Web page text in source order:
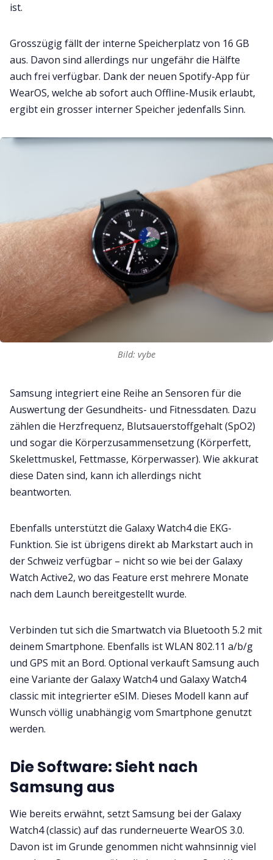
ist.
Grosszügig fällt der interne Speicherplatz von 16 GB
aus. Davon sind allerdings nur ungefähr die Hälfte
auch frei verfügbar. Dank der neuen Spotify-App für
WearOS, welche ab sofort auch Offline-Musik erlaubt,
ergibt ein grosser interner Speicher jedenfalls Sinn.
Bild: vybe
Samsung integriert eine Reihe an Sensoren für die
Auswertung der Gesundheits- und Fitnessdaten. Dazu
zählen die Herzfrequenz, Blutsauerstoffgehalt (SpO2)
und sogar die Körperzusammensetzung (Körperfett,
Skelettmuskel, Fettmasse, Körperwasser). Wie akkurat
diese Daten sind, kann ich allerdings nicht
beantworten.
Ebenfalls unterstützt die Galaxy Watch4 die EKG-
Funktion. Sie ist übrigens direkt ab Markstart auch in
der Schweiz verfügbar – nicht so wie bei der Galaxy
Watch Active2, wo das Feature erst mehrere Monate
nach dem Launch bereitgestellt wurde.
Verbinden tut sich die Smartwatch via Bluetooth 5.2 mit
deinem Smartphone. Ebenfalls ist WLAN 802.11 a/b/g
und GPS mit an Bord. Optional verkauft Samsung auch
eine Variante der Galaxy Watch4 und Galaxy Watch4
classic mit integrierter eSIM. Dieses Modell kann auf
Wunsch völlig unabhängig vom Smartphone genutzt
werden.
Die Software: Sieht nach
Samsung aus
Wie bereits erwähnt, setzt Samsung bei der Galaxy
Watch4 (classic) auf das runderneuerte WearOS 3.0.
Davon ist im Grunde genommen nicht wahnsinnig viel